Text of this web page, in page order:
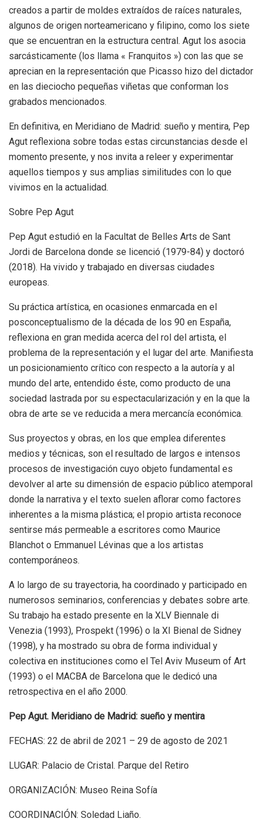
creados a partir de moldes extraídos de raíces naturales,
algunos de origen norteamericano y filipino, como los siete
que se encuentran en la estructura central. Agut los asocia
sarcásticamente (los llama « Franquitos ») con las que se
aprecian en la representación que Picasso hizo del dictador
en las dieciocho pequeñas viñetas que conforman los
grabados mencionados.
En definitiva, en Meridiano de Madrid: sueño y mentira, Pep
Agut reflexiona sobre todas estas circunstancias desde el
momento presente, y nos invita a releer y experimentar
aquellos tiempos y sus amplias similitudes con lo que
vivimos en la actualidad.
Sobre Pep Agut
Pep Agut estudió en la Facultat de Belles Arts de Sant
Jordi de Barcelona donde se licenció (1979-84) y doctoró
(2018). Ha vivido y trabajado en diversas ciudades
europeas.
Su práctica artística, en ocasiones enmarcada en el
posconceptualismo de la década de los 90 en España,
reflexiona en gran medida acerca del rol del artista, el
problema de la representación y el lugar del arte. Manifiesta
un posicionamiento crítico con respecto a la autoría y al
mundo del arte, entendido éste, como producto de una
sociedad lastrada por su espectacularización y en la que la
obra de arte se ve reducida a mera mercancía económica.
Sus proyectos y obras, en los que emplea diferentes
medios y técnicas, son el resultado de largos e intensos
procesos de investigación cuyo objeto fundamental es
devolver al arte su dimensión de espacio público atemporal
donde la narrativa y el texto suelen aflorar como factores
inherentes a la misma plástica; el propio artista reconoce
sentirse más permeable a escritores como Maurice
Blanchot o Emmanuel Lévinas que a los artistas
contemporáneos.
A lo largo de su trayectoria, ha coordinado y participado en
numerosos seminarios, conferencias y debates sobre arte.
Su trabajo ha estado presente en la XLV Biennale di
Venezia (1993), Prospekt (1996) o la XI Bienal de Sidney
(1998), y ha mostrado su obra de forma individual y
colectiva en instituciones como el Tel Aviv Museum of Art
(1993) o el MACBA de Barcelona que le dedicó una
retrospectiva en el año 2000.
Pep Agut. Meridiano de Madrid: sueño y mentira
FECHAS: 22 de abril de 2021 – 29 de agosto de 2021
LUGAR: Palacio de Cristal. Parque del Retiro
ORGANIZACIÓN: Museo Reina Sofía
COORDINACIÓN: Soledad Liaño.